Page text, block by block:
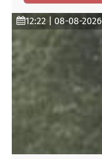
12:22 | 08-08-2026